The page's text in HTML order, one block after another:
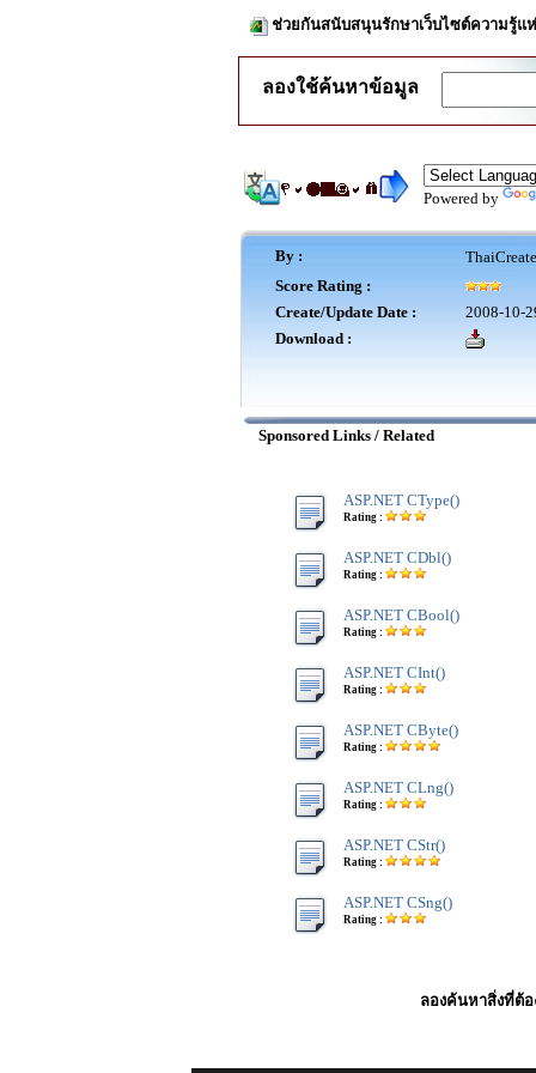
ช่วยกันสนับสนุนรักษาเว็บไซต์ความรู้แ
ลองใช้ค้นหาข้อมูล
Powered by
By :
Score Rating :
Create/Update Date :
2008-10-
Download :
Sponsored Links / Related
ASP.NET CType()
Rating :
ASP.NET CDbl()
Rating :
ASP.NET CBool()
Rating :
ASP.NET CInt()
Rating :
ASP.NET CByte()
Rating :
ASP.NET CLng()
Rating :
ASP.NET CStr()
Rating :
ASP.NET CSng()
Rating :
ลองค้นหาสิ่งที่ต้อ